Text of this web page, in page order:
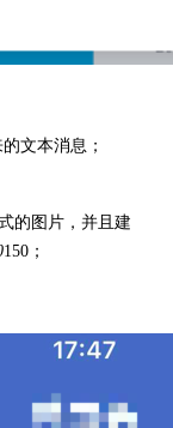
文本消息；
的图片，并且建
150；